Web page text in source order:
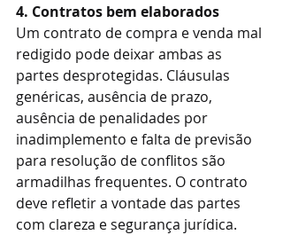
4. Contratos bem elaborados
Um contrato de compra e venda mal
redigido pode deixar ambas as
partes desprotegidas. Cláusulas
genéricas, ausência de prazo,
ausência de penalidades por
inadimplemento e falta de previsão
para resolução de conflitos são
armadilhas frequentes. O contrato
deve refletir a vontade das partes
com clareza e segurança jurídica.